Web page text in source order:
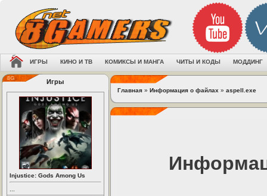
ИГРЫ КИНО И ТВ КОМИКСЫ И МАНГА ЧИТЫ И КОДЫ МОДДИНГ
Игры
Injustice: Gods Among Us
Главная » Информация о файлах » aspell.exe